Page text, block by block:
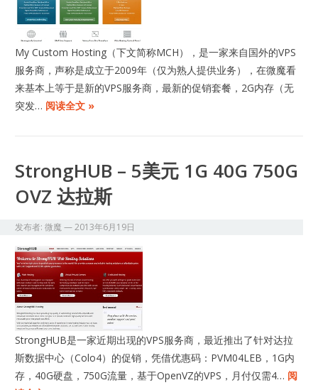
My Custom Hosting（下文简称MCH），是一家来自国外的VPS
服务商，声称是成立于2009年（仅为熟人提供业务），在微魔看
来基本上等于是新的VPS服务商，最新的促销套餐，2G内存（无
突发… 阅读全文 »
StrongHUB – 5美元 1G 40G 750G
OVZ 达拉斯
发布者:微魔 —2013年6月19日
StrongHUB是一家近期出现的VPS服务商，最近推出了针对达拉
斯数据中心（Colo4）的促销，凭借优惠码：PVM04LEB，1G内
存，40G硬盘，750G流量，基于OpenVZ的VPS，月付仅需4… 阅